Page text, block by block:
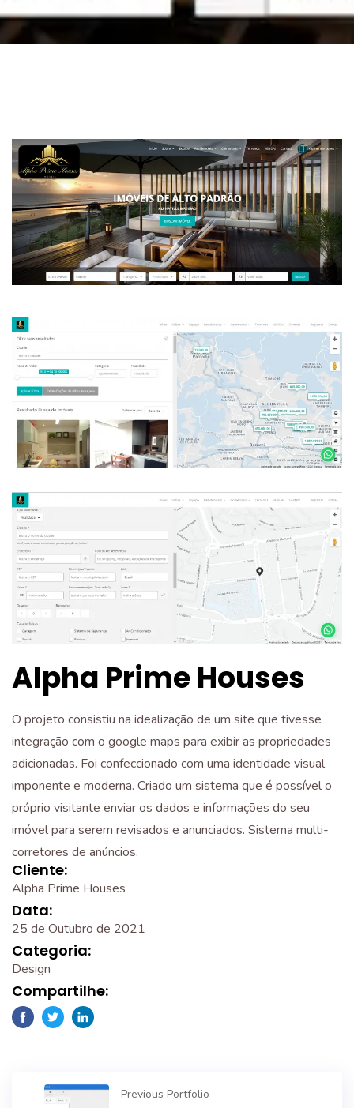
Alpha Prime Houses
O projeto consistiu na idealização de um site que tivesse
integração com o google maps para exibir as propriedades
adicionadas. Foi confeccionado com uma identidade visual
imponente e moderna. Criado um sistema que é possível o
próprio visitante enviar os dados e informações do seu
imóvel para serem revisados e anunciados. Sistema multi-
corretores de anúncios.
Cliente:
Alpha Prime Houses
Data:
25 de Outubro de 2021
Categoria:
Design
Compartilhe:
Previous Portfolio